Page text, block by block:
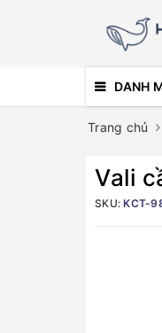
DANH
Trang chủ
Vali
SKU:KCT-